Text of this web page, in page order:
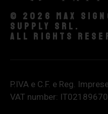
© 2026 Max
supply srl.
All rights
P.IVA e C.F. e Reg.
VAT number: